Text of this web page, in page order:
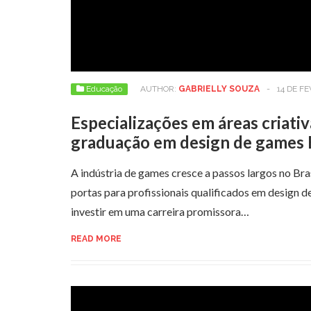
Educação AUTHOR: GABRIELLY SOUZA - 14 DE
Especializações em áreas
graduação em design de games
A indústria de games cresce a passos largos no
portas para profissionais qualificados em design
investir em uma carreira promissora…
READ MORE